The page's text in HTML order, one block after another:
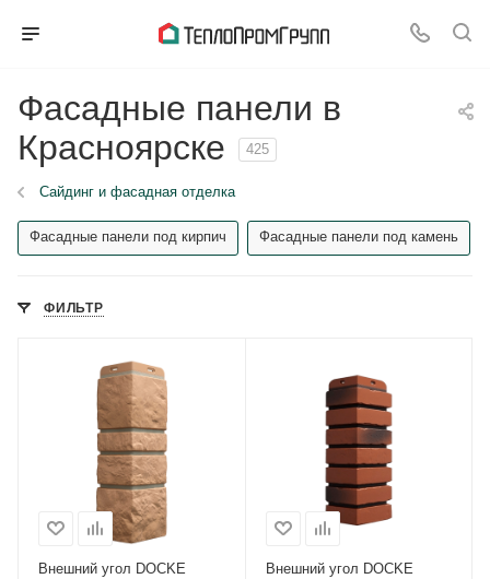
Фасадные панели в
Красноярске
425
Сайдинг и фасадная отделка
Фасадные панели под кирпич Фасадные панели под камень
ФИЛЬТР
Внешний угол DOCKE
Внешний угол DOCKE